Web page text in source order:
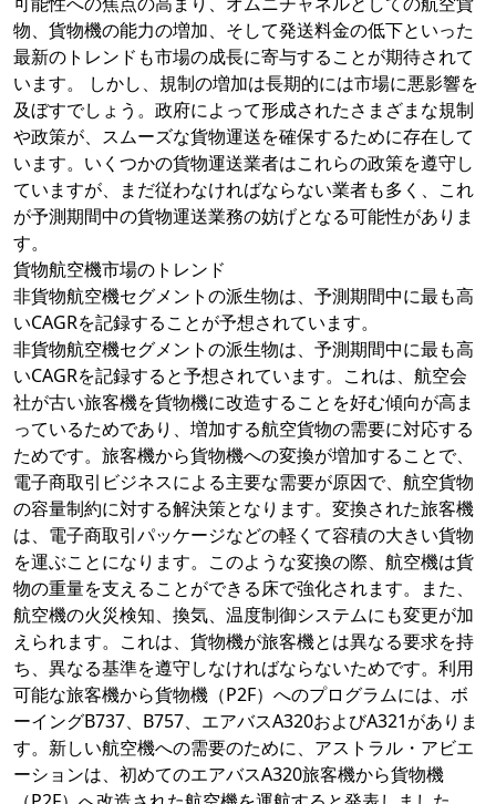
物、貨物機の能力の増加、そして発送料金の低下といった
最新のトレンドも市場の成長に寄与することが期待されて
います。 しかし、規制の増加は長期的には市場に悪影響を
及ぼすでしょう。政府によって形成されたさまざまな規制
や政策が、スムーズな貨物運送を確保するために存在して
います。いくつかの貨物運送業者はこれらの政策を遵守し
ていますが、まだ従わなければならない業者も多く、これ
が予測期間中の貨物運送業務の妨げとなる可能性がありま
す。
貨物航空機市場のトレンド
非貨物航空機セグメントの派生物は、予測期間中に最も高
いCAGRを記録することが予想されています。
非貨物航空機セグメントの派生物は、予測期間中に最も高
いCAGRを記録すると予想されています。これは、航空会
社が古い旅客機を貨物機に改造することを好む傾向が高ま
っているためであり、増加する航空貨物の需要に対応する
ためです。旅客機から貨物機への変換が増加することで、
電子商取引ビジネスによる主要な需要が原因で、航空貨物
の容量制約に対する解決策となります。変換された旅客機
は、電子商取引パッケージなどの軽くて容積の大きい貨物
を運ぶことになります。このような変換の際、航空機は貨
物の重量を支えることができる床で強化されます。また、
航空機の火災検知、換気、温度制御システムにも変更が加
えられます。これは、貨物機が旅客機とは異なる要求を持
ち、異なる基準を遵守しなければならないためです。利用
可能な旅客機から貨物機（P2F）へのプログラムには、ボ
ーイングB737、B757、エアバスA320およびA321がありま
す。新しい航空機への需要のために、アストラル・アビエ
ーションは、初めてのエアバスA320旅客機から貨物機